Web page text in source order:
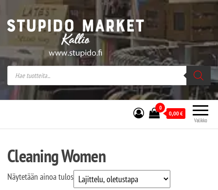
Stupido Market – verkossa ja kivijalassa
Stupido Market on vaihtoehtomusaan
erikoistunut verkko- sekä
kivijalkakauppa Helsingissä Kallion
sydämessä.
Valikko
0
0,00€
Cleaning Women
Näytetään ainoa tulos